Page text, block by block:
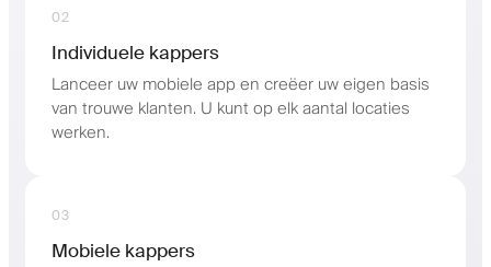
02
Individuele kappers
Lanceer uw mobiele app en creëer uw eigen basis
van trouwe klanten. U kunt op elk aantal locaties
werken.
03
Mobiele kappers